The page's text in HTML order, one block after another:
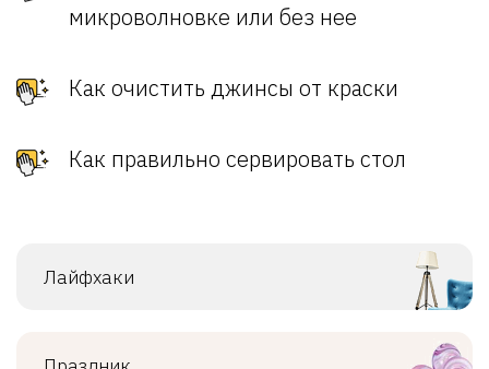
микроволновке или без нее
Как очистить джинсы от краски
Как правильно сервировать стол
Лайфхаки